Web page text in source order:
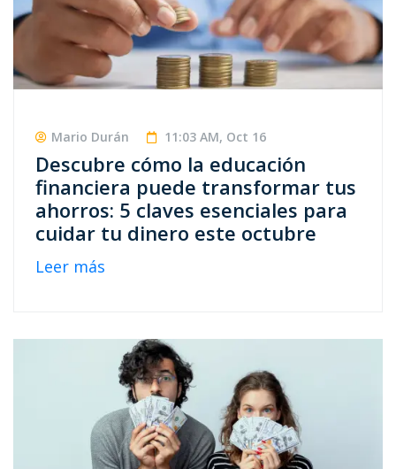
Mario Durán 11:03 AM, Oct 16
Descubre cómo la educación
financiera puede transformar tus
ahorros: 5 claves esenciales para
cuidar tu dinero este octubre
Leer más